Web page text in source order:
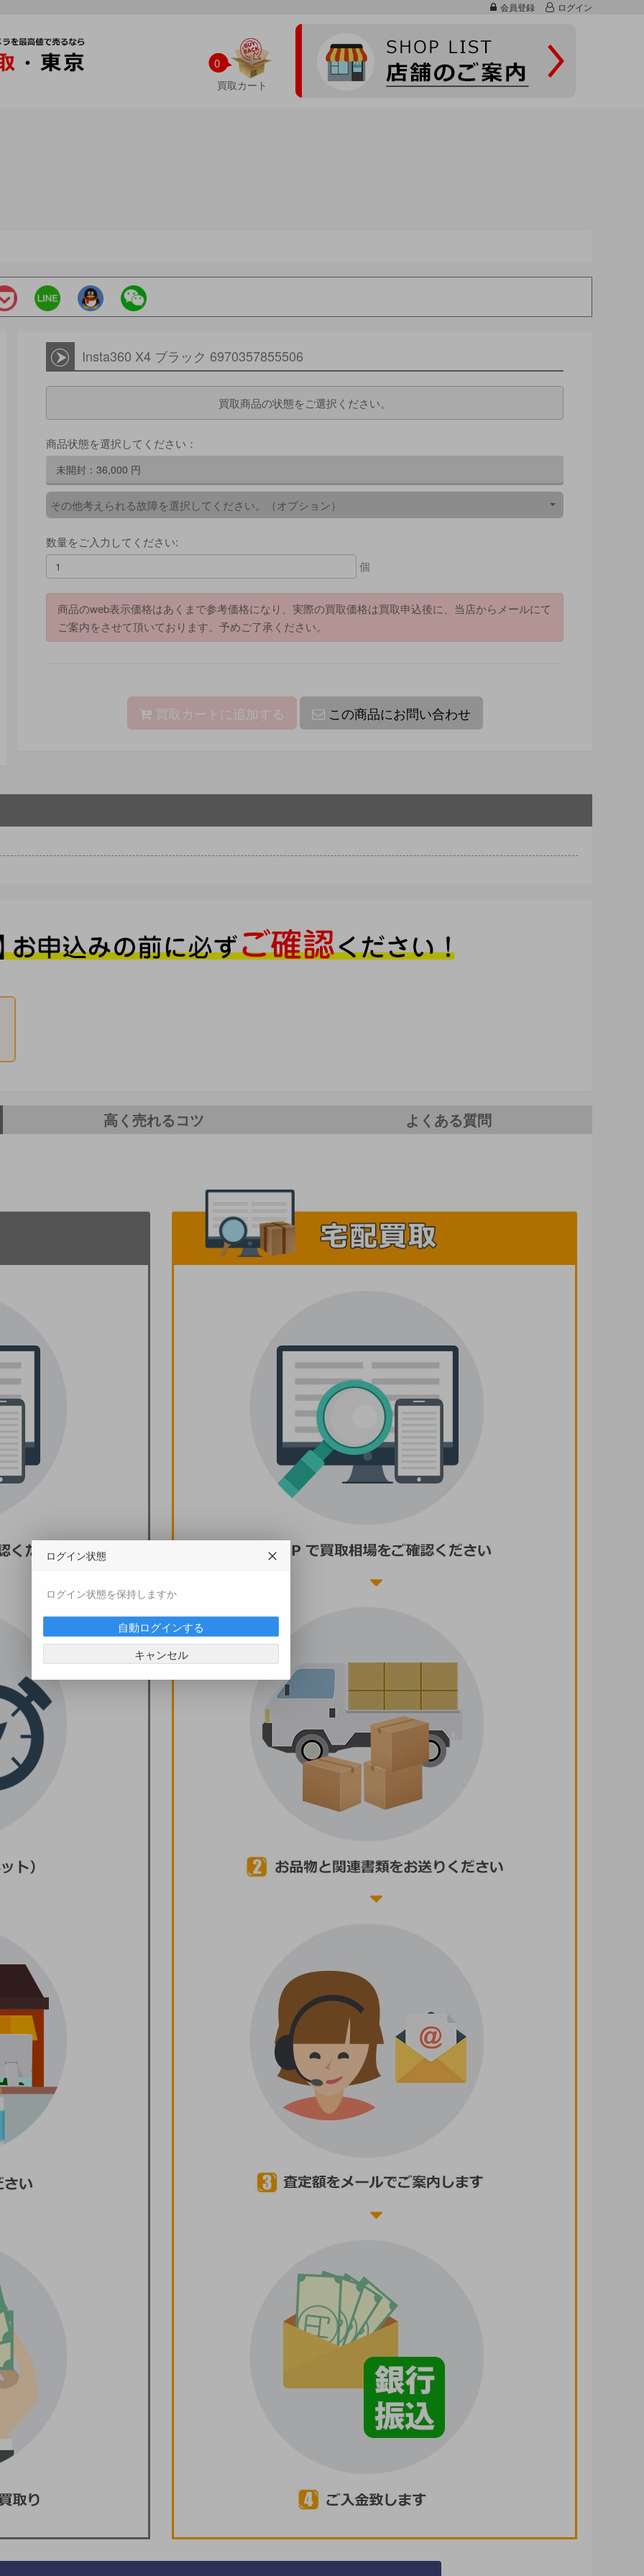
会員登録 ログイン
0
買取カート
Insta360 X4 ブラック 6970357855506
買取商品の状態をご選択ください。
商品状態を選択してください：
未開封： 36,000 円
その他考えられる故障を選択してください。（オプション）
数量をご入力してください:
個
商品のweb表示価格はあくまで参考価格になり、実際の買取価格は買取申込後に、当店からメールにて
ご案内をさせて頂いております。予めご了承ください。
買取カートに追加する この商品にお問い合わせ
高く売れるコツ よくある質問
ログイン状態
ログイン状態を保持しますか
自動ログインする
キャンセル